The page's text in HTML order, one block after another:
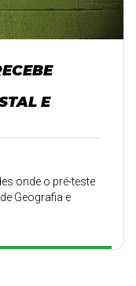
E
onde o pré-teste
Geografia e